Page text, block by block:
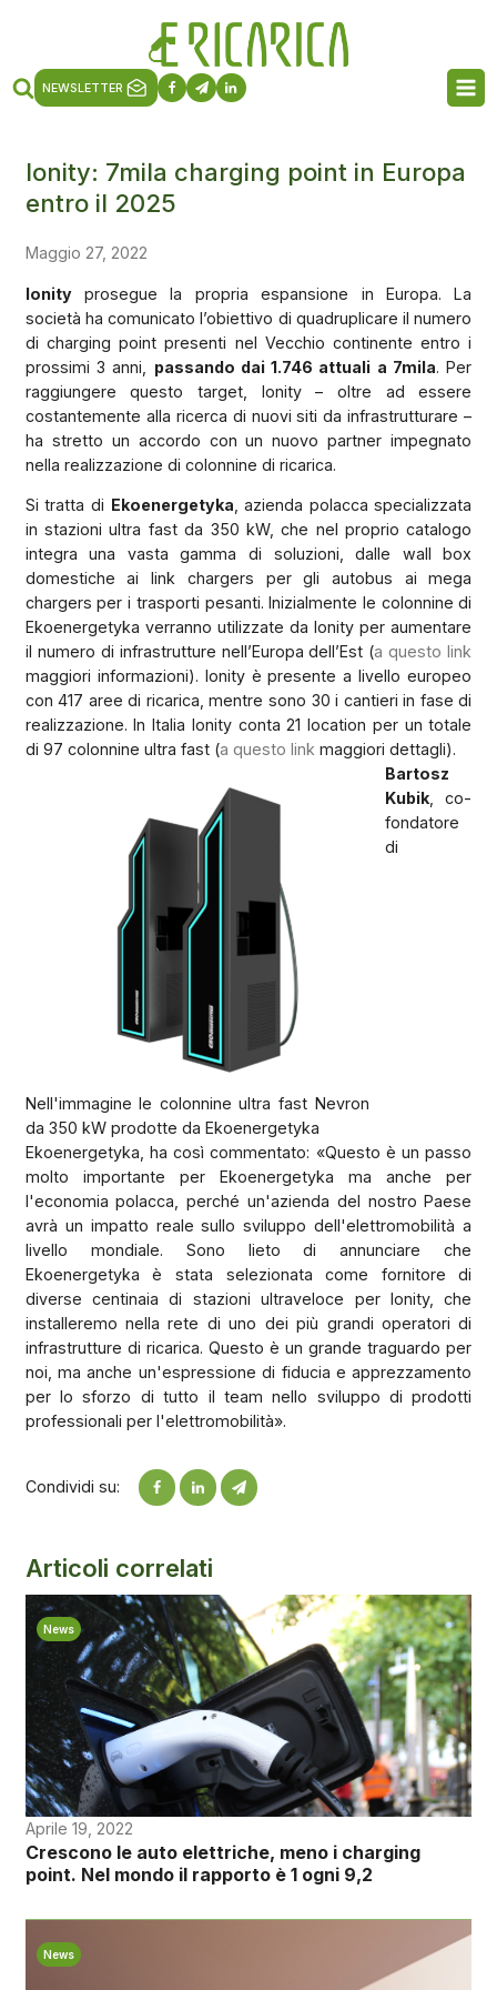
NEWSLETTER
Ionity: 7mila charging point in Europa
entro il 2025
Maggio 27, 2022
Ionityprosegue la propria espansione in Europa. La
società ha comunicato l’obiettivo di quadruplicare il numero
di charging point presenti nel Vecchio continente entro i
prossimi 3 anni, passando dai 1.746 attuali a 7mila. Per
raggiungere questo target, Ionity – oltre ad essere
costantemente alla ricerca di nuovi siti da infrastrutturare –
ha stretto un accordo con un nuovo partner impegnato
nella realizzazione di colonnine di ricarica.
Si tratta di Ekoenergetyka , azienda polacca specializzata
in stazioni ultra fast da 350 kW, che nel proprio catalogo
integra una vasta gamma di soluzioni, dalle wall box
domestiche ai link chargers per gli autobus ai mega
chargers per i trasporti pesanti. Inizialmente le colonnine di
Ekoenergetyka verranno utilizzate da Ionity per aumentare
il numero di infrastrutture nell’Europa dell’Est (a questo link
maggiori informazioni). Ionity è presente a livello europeo
con 417 aree di ricarica, mentre sono 30 i cantieri in fase di
realizzazione. In Italia Ionity conta 21 location per un totale
di 97 colonnine ultra fast (a questo link maggiori dettagli).
Nell'immagine le colonnine ultra fast Nevron
da 350 kW prodotte da Ekoenergetyka
Bartosz
Kubik, co-
fondatore
di
Ekoenergetyka, ha così commentato: «Questo è un passo
molto importante per Ekoenergetyka ma anche per
l'economia polacca, perché un'azienda del nostro Paese
avrà un impatto reale sullo sviluppo dell'elettromobilità a
livello mondiale. Sono lieto di annunciare che
Ekoenergetyka è stata selezionata come fornitore di
diverse centinaia di stazioni ultraveloce per Ionity, che
installeremo nella rete di uno dei più grandi operatori di
infrastrutture di ricarica. Questo è un grande traguardo per
noi, ma anche un'espressione di fiducia e apprezzamento
per lo sforzo di tutto il team nello sviluppo di prodotti
professionali per l'elettromobilità».
Condividi su:
Articoli correlati
News
Aprile 19, 2022
Crescono le auto elettriche, meno i charging
point. Nel mondo il rapporto è 1 ogni 9,2
News